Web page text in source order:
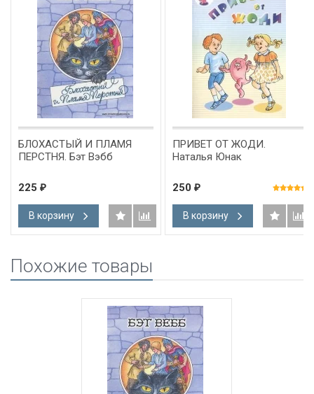
БЛОХАСТЫЙ И ПЛАМЯ
ПЕРСТНЯ. Бэт Вэбб
225 ₽
В корзину
ПРИВЕТ ОТ ЖОДИ.
Наталья Юнак
250 ₽
В корзину
Похожие товары